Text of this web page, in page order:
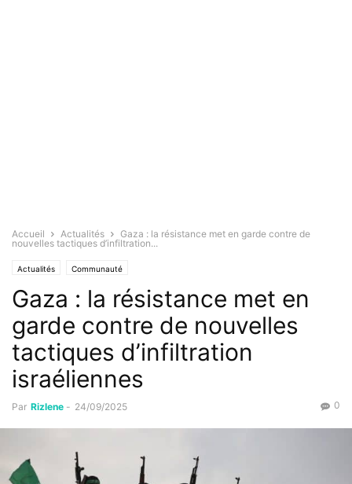
Accueil Actualités
Gaza : la résistance met en garde contre de
nouvelles tactiques d’infiltration...
Actualités Communauté
Gaza : la résistance met en
garde contre de nouvelles
tactiques d’infiltration
israéliennes
Par Rizlene - 24/09/2025 0